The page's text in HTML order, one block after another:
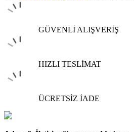
GÜVENLİ ALIŞVERİŞ
HIZLI TESLİMAT
ÜCRETSİZ İADE